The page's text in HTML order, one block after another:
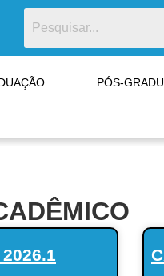
PÓS-